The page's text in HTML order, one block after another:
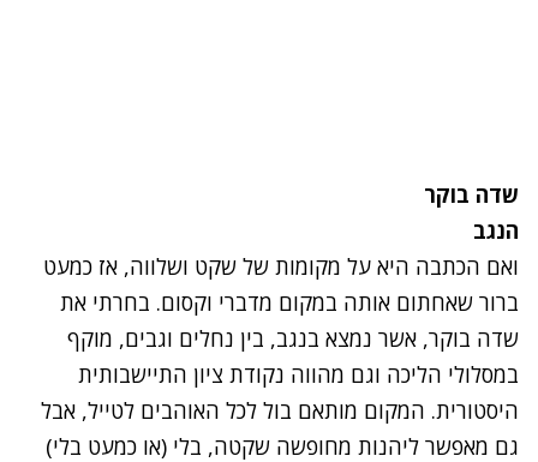
שדה בוקר
הנגב
ואם הכתבה היא על מקומות של שקט ושלווה, אז כמעט
ברור שאחתום אותה במקום מדברי וקסום. בחרתי את
שדה בוקר, אשר נמצא בנגב, בין נחלים וגבים, מוקף
במסלולי הליכה וגם מהווה נקודת ציון התיישבותית
היסטורית. המקום מותאם בול לכל האוהבים לטייל, אבל
גם מאפשר ליהנות מחופשה שקטה, בלי (או כמעט בלי)